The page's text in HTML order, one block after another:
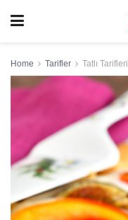
Home Tarifler Tatlı Tarifleri